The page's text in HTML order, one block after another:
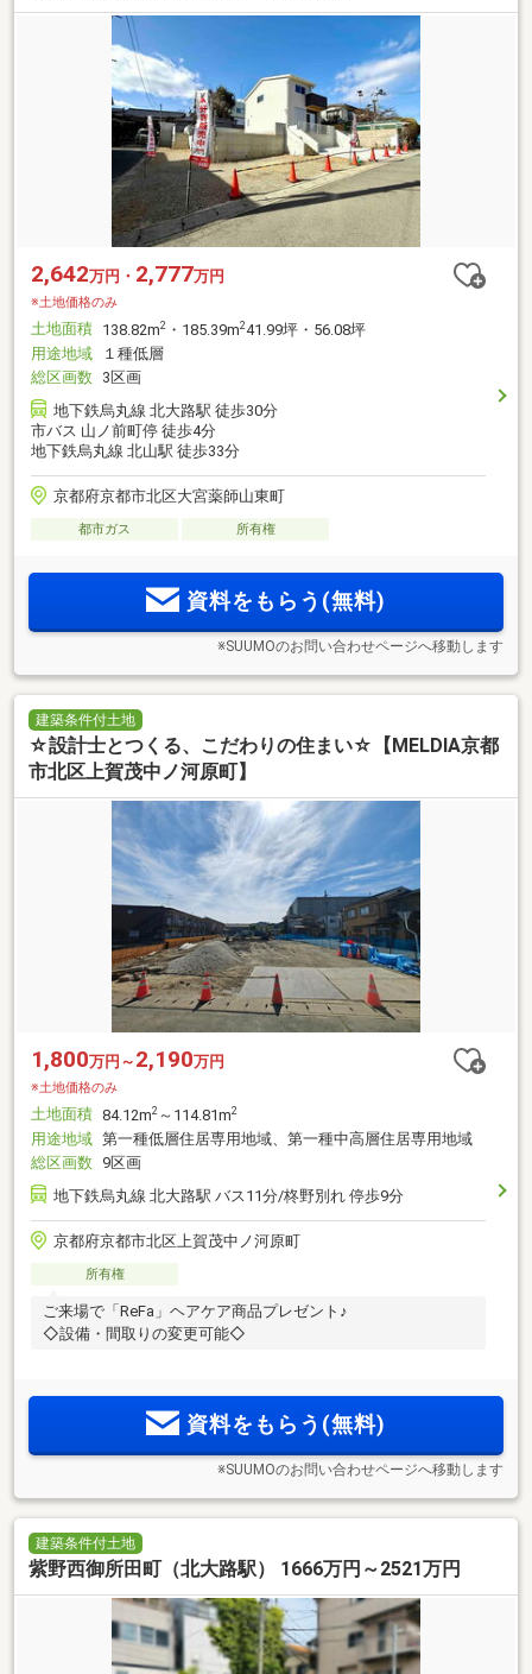
2,642万円・ 2,777万円
※土地価格のみ
土地面積 138.82m2 ・185.39m241.99坪・56.08坪
用途地域
１種低層
総区画数 3区画
地下鉄烏丸線 北大路駅 徒歩30分
市バス 山ノ前町停 徒歩4分
地下鉄烏丸線 北山駅 徒歩33分
京都府京都市北区大宮薬師山東町
都市ガス 所有権
資料をもらう(無料)
※SUUMOのお問い合わせページへ移動します
建築条件付土地
☆設計士とつくる、こだわりの住まい☆【MELDIA京都
市北区上賀茂中ノ河原町】
1,800万円～ 2,190万円
※土地価格のみ
土地面積 84.12m2 ～114.81m2
用途地域 第一種低層住居専用地域、第一種中高層住居専用地域
総区画数 9区画
地下鉄烏丸線 北大路駅 バス11分/柊野別れ 停歩9分
京都府京都市北区上賀茂中ノ河原町
所有権
ご来場で「ReFa」ヘアケア商品プレゼント♪
◇設備・間取りの変更可能◇
資料をもらう(無料)
※SUUMOのお問い合わせページへ移動します
建築条件付土地
紫野西御所田町（北大路駅） 1666万円～2521万円